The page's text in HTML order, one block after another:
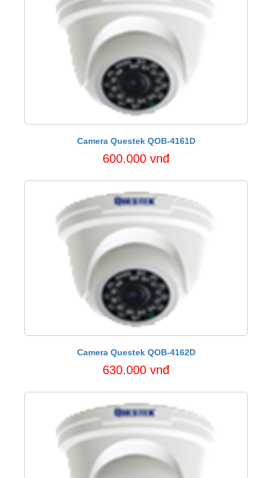
Camera Questek QOB-4161D
600.000 vnđ
Camera Questek QOB-4162D
630.000 vnđ